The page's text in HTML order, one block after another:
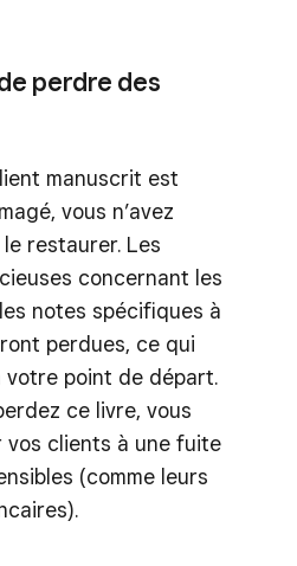
perdre des
manuscrit est
vous n’avez
restaurer. Les
concernant les
notes spécifiques à
perdues, ce qui
votre point de départ.
ce livre, vous
vos clients à une fuite
(comme leurs